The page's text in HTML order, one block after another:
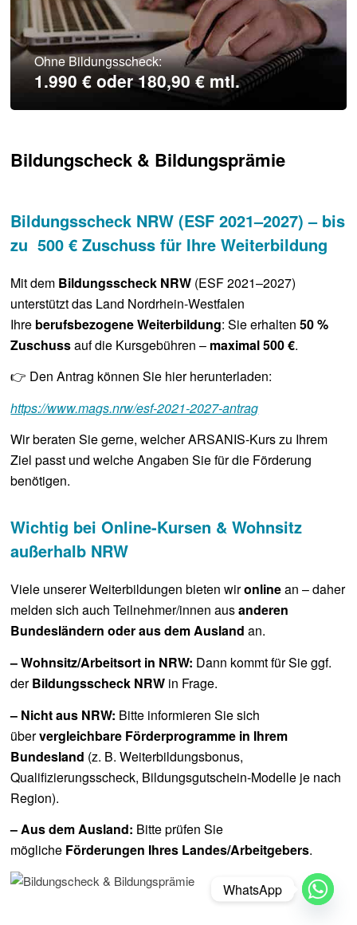
Ohne Bildungsscheck:
1.990 € oder 180,90 € mtl.
Bildungscheck & Bildungsprämie
Bildungsscheck NRW (ESF 2021–2027) – bis
zu500 € Zuschuss für Ihre Weiterbildung
Mit dem Bildungsscheck NRW (ESF 2021–2027)
unterstützt das Land Nordrhein-Westfalen
Ihre berufsbezogene Weiterbildung: Sie erhalten50 %
Zuschussauf die Kursgebühren – maximal 500 €.
👉 Den Antrag können Sie hier herunterladen:
https://www.mags.nrw/esf-2021-2027-antrag
Wir beraten Sie gerne, welcher ARSANIS-Kurs zu Ihrem
Ziel passt und welche Angaben Sie für die Förderung
benötigen.
Wichtig bei Online-Kursen & Wohnsitz
außerhalb NRW
Viele unserer Weiterbildungen bieten wironlinean – daher
melden sich auch Teilnehmer/innen ausanderen
Bundesländern oder aus dem Ausland an.
– Wohnsitz/Arbeitsort in NRW: Dann kommt für Sie ggf.
derBildungsscheck NRW in Frage.
– Nicht aus NRW: Bitte informieren Sie sich
übervergleichbare Förderprogramme in Ihrem
Bundesland (z. B. Weiterbildungsbonus,
Qualifizierungsscheck, Bildungsgutschein-Modelle je nach
Region).
– Aus dem Ausland: Bitte prüfen Sie
mögliche Förderungen Ihres Landes/Arbeitgebers.
WhatsApp